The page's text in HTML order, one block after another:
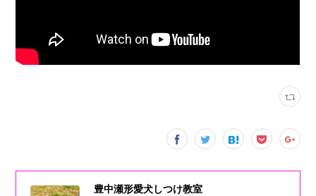
豊中瀬形愛犬しつけ教室